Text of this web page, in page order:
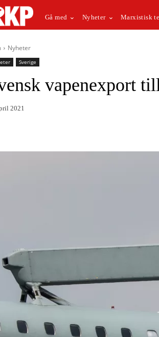
Gå med Nyheter Marxistisk
Nyheter
Sverige
vapenexport
2021